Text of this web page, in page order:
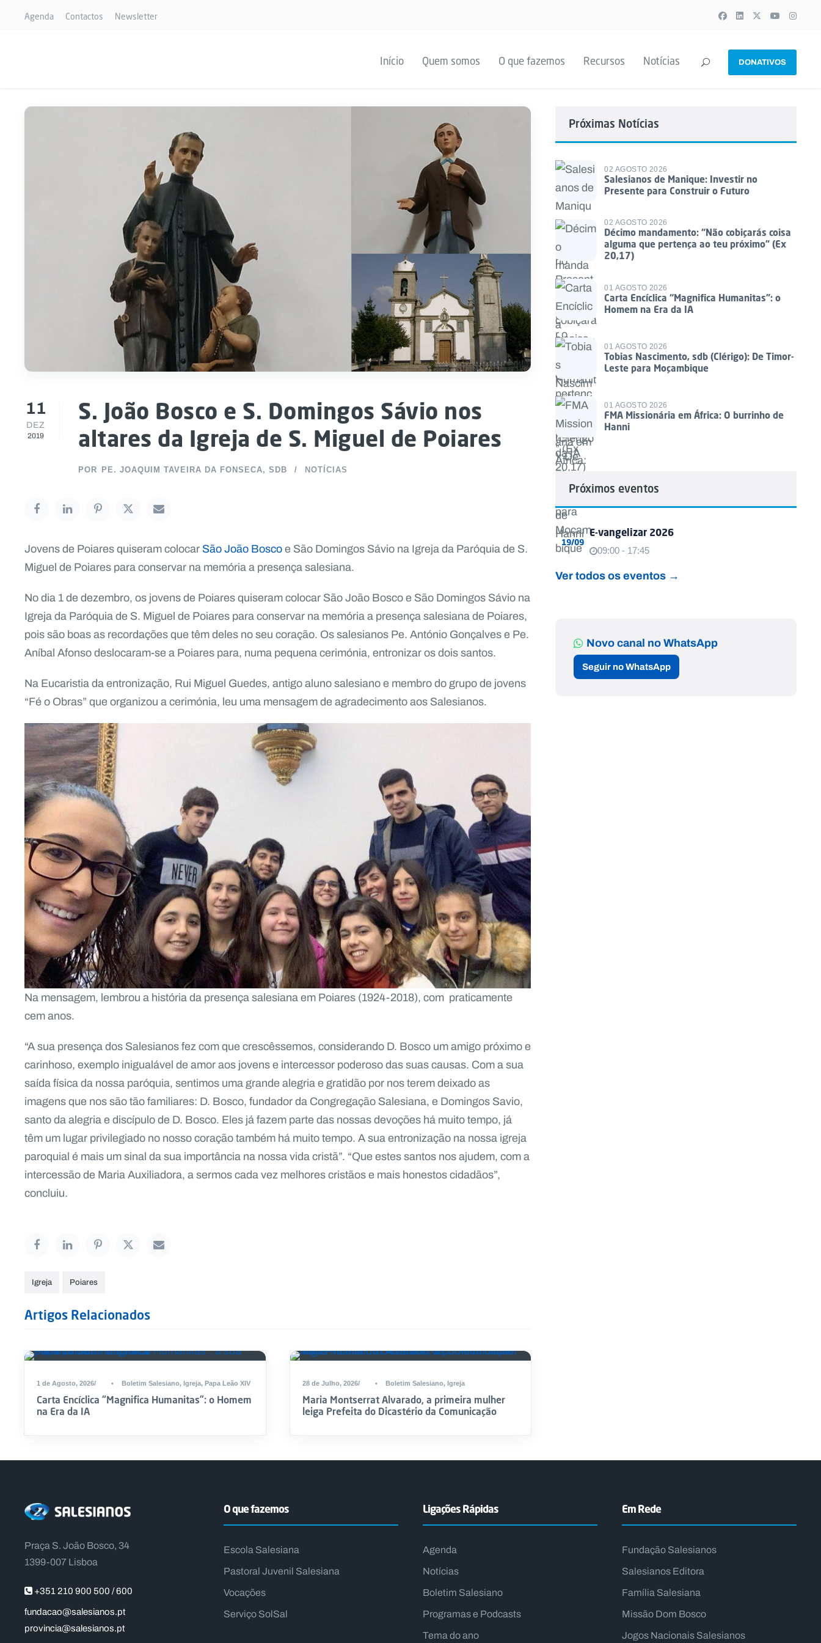
Agenda Contactos Newsletter
Início Quem somos O que fazemos Recursos Notícias DONATIVOS
11
DEZ
2019
S. João Bosco e S. Domingos Sávio nos
altares da Igreja de S. Miguel de Poiares
POR PE. JOAQUIM TAVEIRA DA FONSECA, SDB NOTÍCIAS
Jovens de Poiares quiseram colocarSão João Boscoe São Domingos Sávio na Igreja da Paróquia de S.
Miguel de Poiares para conservar na memória a presença salesiana.
No dia 1 de dezembro, os jovens de Poiares quiseram colocar São João Bosco e São Domingos Sávio na
Igreja da Paróquia de S. Miguel de Poiares para conservar na memória a presença salesiana de Poiares,
pois são boas as recordações que têm deles no seu coração. Os salesianos Pe. António Gonçalves e Pe.
Aníbal Afonso deslocaram-se a Poiares para, numa pequena cerimónia, entronizar os dois santos.
Na Eucaristia da entronização, Rui Miguel Guedes, antigo aluno salesiano e membro do grupo de jovens
“Fé o Obras” que organizou a cerimónia, leu uma mensagem de agradecimento aos Salesianos.
Na mensagem, lembrou a história da presença salesiana em Poiares (1924-2018), com praticamente
cem anos.
“A sua presença dos Salesianos fez com que crescêssemos, considerando D. Bosco um amigo próximo e
carinhoso, exemplo inigualável de amor aos jovens e intercessor poderoso das suas causas. Com a sua
saída física da nossa paróquia, sentimos uma grande alegria e gratidão por nos terem deixado as
imagens que nos são tão familiares: D. Bosco, fundador da Congregação Salesiana, e Domingos Savio,
santo da alegria e discípulo de D. Bosco. Eles já fazem parte das nossas devoções há muito tempo, já
têm um lugar privilegiado no nosso coração também há muito tempo. A sua entronização na nossa igreja
paroquial é mais um sinal da sua importância na nossa vida cristã”. “Que estes santos nos ajudem, com a
intercessão de Maria Auxiliadora, a sermos cada vez melhores cristãos e mais honestos cidadãos”,
concluiu.
Igreja Poiares
Artigos Relacionados
1 de Agosto, 2026 • Boletim Salesiano, Igreja, Papa Leão XIV
Carta Encíclica “Magnifica Humanitas”: o Homem
na Era da IA
28 de Julho, 2026 • Boletim Salesiano, Igreja
Maria Montserrat Alvarado, a primeira mulher
leiga Prefeita do Dicastério da Comunicação
Próximas Notícias
02 AGOSTO 2026
Salesianos de Manique: Investir no
Presente para Construir o Futuro
02 AGOSTO 2026
Décimo mandamento: “Não cobiçarás coisa
alguma que pertença ao teu próximo” (Ex
20,17)
01 AGOSTO 2026
Carta Encíclica “Magnifica Humanitas”: o
Homem na Era da IA
01 AGOSTO 2026
Tobias Nascimento, sdb (Clérigo): De Timor-
Leste para Moçambique
01 AGOSTO 2026
FMA Missionária em África: O burrinho de
Hanni
Próximos eventos
19/09
E-vangelizar 2026
09:00 - 17:45
Ver todos os eventos →
Novo canal no WhatsApp
Seguir no WhatsApp
Praça S. João Bosco, 34
1399-007 Lisboa
+351 210 900 500 / 600
fundacao@salesianos.pt
provincia@salesianos.pt
O que fazemos
Escola Salesiana
Pastoral Juvenil Salesiana
Vocações
Serviço SolSal
Ligações Rápidas
Agenda
Notícias
Boletim Salesiano
Programas e Podcasts
Tema do ano
Em Rede
Fundação Salesianos
Salesianos Editora
Família Salesiana
Missão Dom Bosco
Jogos Nacionais Salesianos